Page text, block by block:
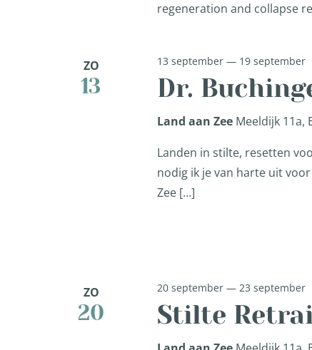
regeneration and collapse
ZO
13 Dr.
13 september— 19 september
Land aan Zee Meeldijk 11a,
Landen in stilte, resetten
nodig ik je van harte uit
Zee […]
ZO
20 Stilte
20 september— 23 september